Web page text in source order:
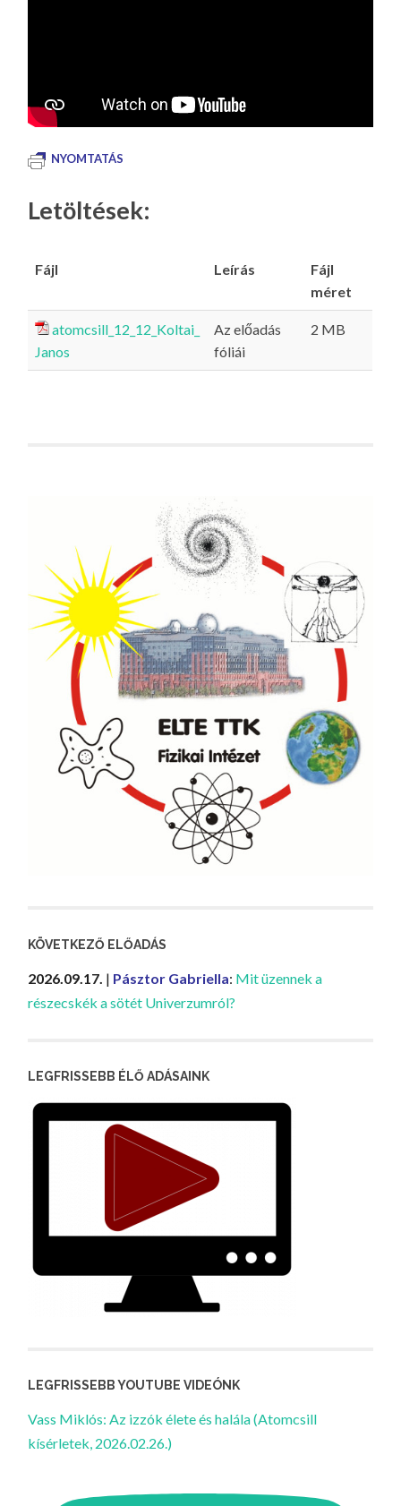
NYOMTATÁS
Letöltések:
Fájl Leírás
Fájl
méret
atomcsill_12_12_Koltai_
Janos
Az előadás
fóliái
2 MB
KÖVETKEZŐ ELŐADÁS
2026.09.17. | Pásztor Gabriella: Mit üzennek a
részecskék a sötét Univerzumról?
LEGFRISSEBB ÉLŐ ADÁSAINK
LEGFRISSEBB YOUTUBE VIDEÓNK
Vass Miklós: Az izzók élete és halála (Atomcsill
kísérletek, 2026.02.26.)